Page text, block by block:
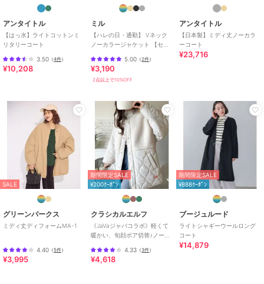
アンタイトル
【はっ水】ライトコットンミ
リタリーコート
3.50 （4件）
¥10,208
ミル
【ハレの日・通勤】 Vネック
ノーカラージャケット 【セッ
5.00 （2件）
¥3,190
2点以上で10%OFF
アンタイトル
【日本製】ミディ丈ノーカラ
ーコート
¥23,716
SALE
グリーンパークス
ミディ丈ディフォームMA-1
4.40 （5件）
¥3,995
期間限定SALE
¥200ｸｰﾎﾟﾝ
クラシカルエルフ
《JaVaジャバコラボ》軽くて
暖かい、旬顔ボア切替♪ノーカ
コート
4.33 （3件）
¥4,618
期間限定SALE
¥888ｸｰﾎﾟﾝ
ブージュルード
ライトシャギーウールロング
コート
¥14,879